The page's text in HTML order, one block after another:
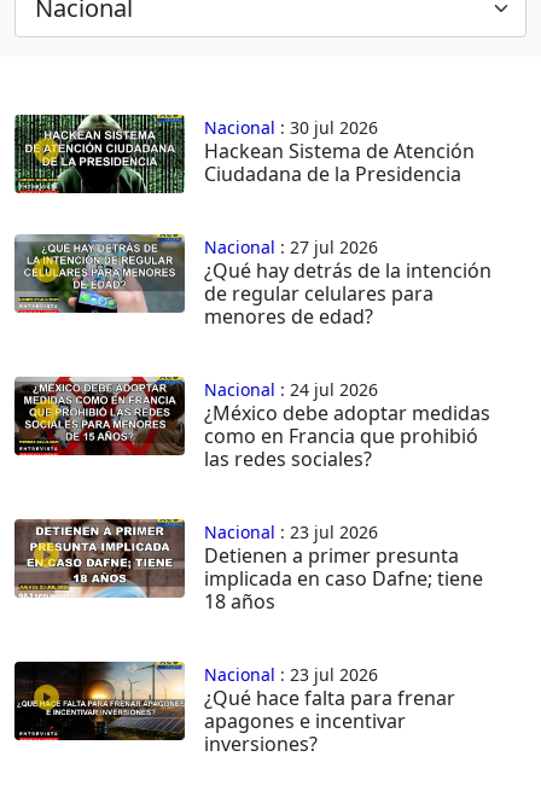
Nacional : 30 jul 2026
Hackean Sistema de Atención
Ciudadana de la Presidencia
Nacional : 27 jul 2026
¿Qué hay detrás de la intención
de regular celulares para
menores de edad?
Nacional : 24 jul 2026
¿México debe adoptar medidas
como en Francia que prohibió
las redes sociales?
Nacional : 23 jul 2026
Detienen a primer presunta
implicada en caso Dafne; tiene
18 años
Nacional : 23 jul 2026
¿Qué hace falta para frenar
apagones e incentivar
inversiones?